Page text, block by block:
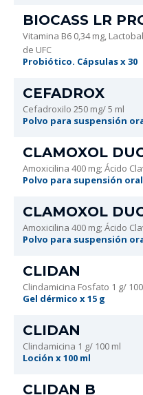
BIOCASS LR
Vitamina B6 0,34 mg,
de UFC
Probiótico. Cápsulas x 30
CEFADROX
Cefadroxilo 250 mg/ 5 ml
Polvo para suspensión
CLAMOXOL
Amoxicilina 400 mg; Ácido
Polvo para supensión oral
CLAMOXOL
Amoxicilina 400 mg; Ácido
Polvo para suspensión
CLIDAN
Clindamicina Fosfato 1 g/
Gel dérmico x 15 g
CLIDAN
Clindamicina 1 g/ 100 ml
Loción x 100 ml
CLIDAN B